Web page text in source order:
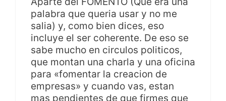
palabra que queria usar y no me
salia) y, como bien dices, eso
incluye el ser coherente. De eso se
sabe mucho en circulos politicos,
que montan una charla y una oficina
para «fomentar la creacion de
empresas» y cuando vas, estan
mas pendientes de que firmes que